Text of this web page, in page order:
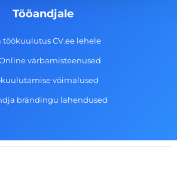
Tööandjale
töökuulutus CV.ee lehele
värbamisteenused
võimalused
brändingu lahendused